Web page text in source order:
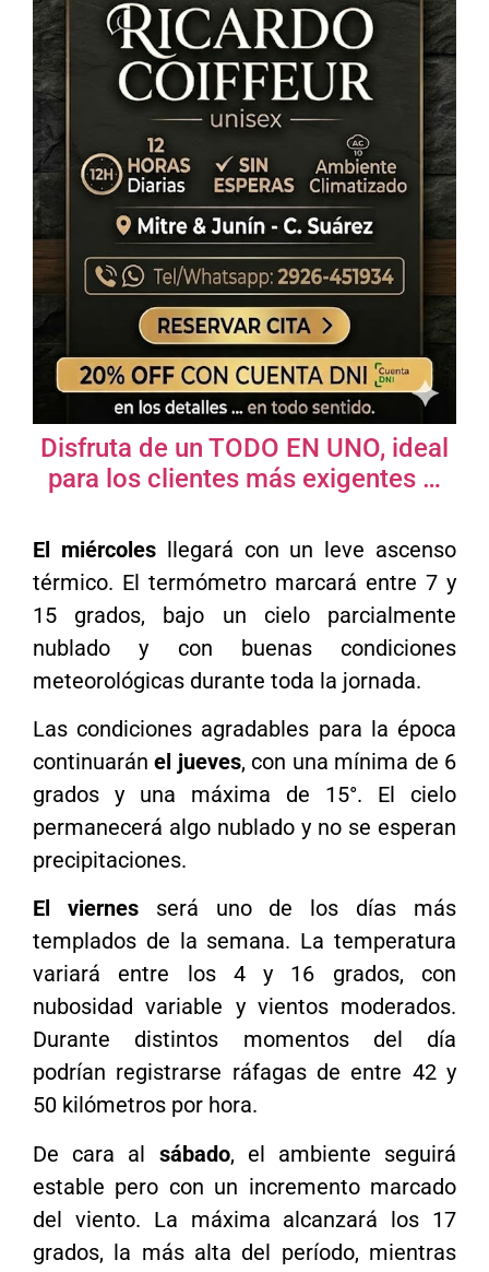
Disfruta de un TODO EN UNO, ideal
para los clientes más exigentes …
El miércolesllegará con un leve ascenso
térmico. El termómetro marcará entre 7 y
15 grados, bajo un cielo parcialmente
nublado y con buenas condiciones
meteorológicas durante toda la jornada.
Las condiciones agradables para la época
continuarán el jueves, con una mínima de 6
grados y una máxima de 15°. El cielo
permanecerá algo nublado y no se esperan
precipitaciones.
El viernesserá uno de los días más
templados de la semana. La temperatura
variará entre los 4 y 16 grados, con
nubosidad variable y vientos moderados.
Durante distintos momentos del día
podrían registrarse ráfagas de entre 42 y
50 kilómetros por hora.
De cara al sábado, el ambiente seguirá
estable pero con un incremento marcado
del viento. La máxima alcanzará los 17
grados, la más alta del período, mientras